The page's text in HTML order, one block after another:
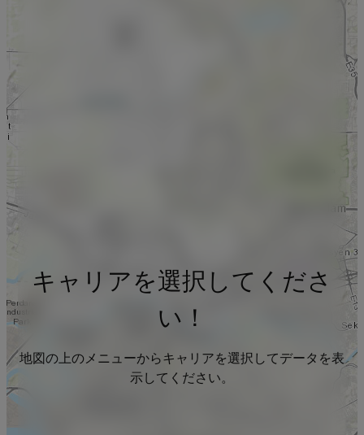
キャリアを選択してくださ
い！
地図の上のメニューからキャリアを選択してデータを表
示してください。